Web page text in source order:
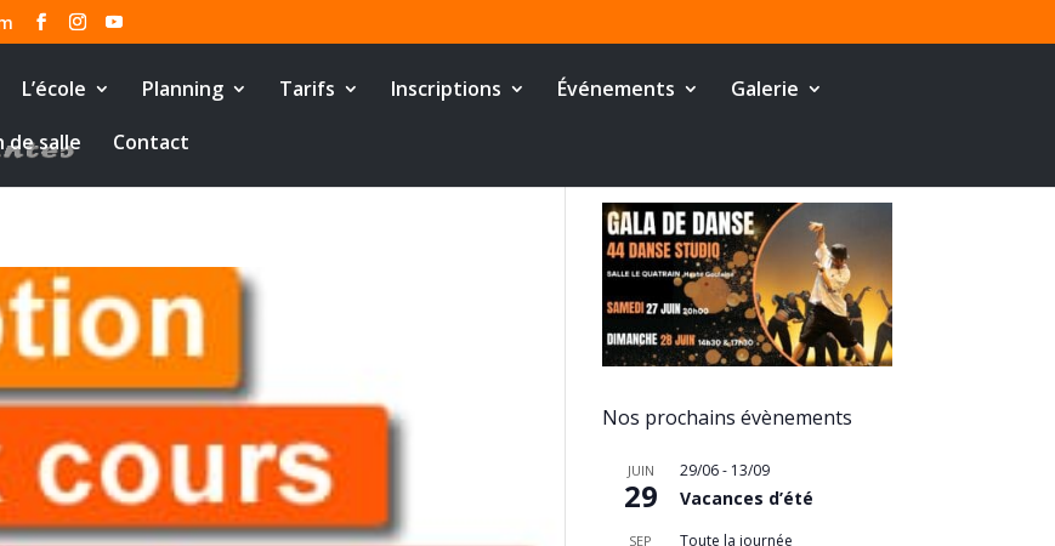
L’école Planning Tarifs Inscriptions Événements
Galerie
de salle
Contact
Nos prochains évènements
JUIN
29
29/06- 13/09
Vacances d’été
SEP Toute la journée